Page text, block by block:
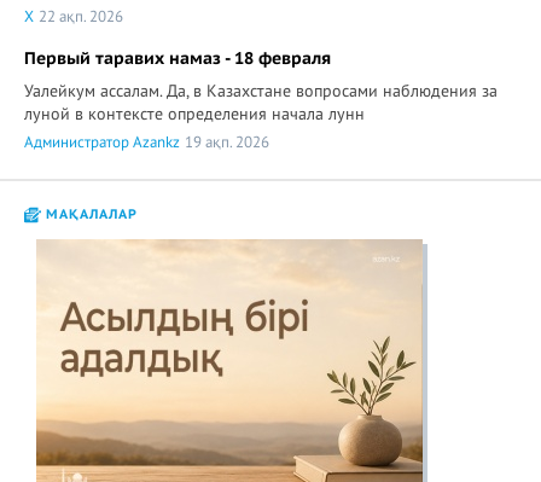
X 22 ақп. 2026
Первый таравих намаз - 18 февраля
Уалейкум ассалам. Да, в Казахстане вопросами наблюдения за
луной в контексте определения начала лунн
Администратор Azankz 19 ақп. 2026
МАҚАЛАЛАР